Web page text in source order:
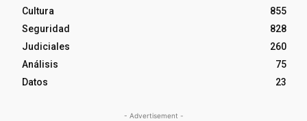
Cultura
855
Seguridad
828
Judiciales
260
Análisis
75
Datos
23
- Advertisement -